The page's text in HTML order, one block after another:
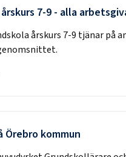
7-9- alla
årskurs 7-9 tjänar på
Örebro kommun